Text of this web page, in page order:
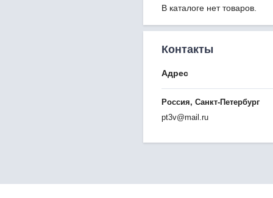
В каталоге нет товаров.
Контакты
Адрес
Россия, Санкт-Петербург
pt3v@mail.ru